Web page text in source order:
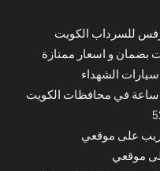
للسرداب الكويت
بضمان و اسعار ممتازة
الشهداء
على موقعي
موقعي